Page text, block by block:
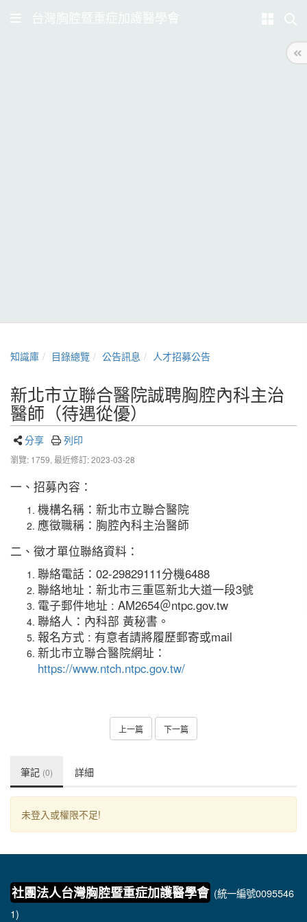
台灣胸腔暨重症加護醫學會
知識庫 目錄總覽 公告訊息 人才招募公告
新北市立聯合醫院誠聘胸腔內科主治
醫師（待遇從優）
分享 列印
瀏覽: 1759, 最近修訂: 2023-03-28
一、招募內容：
機構名稱：新北市立聯合醫院
應徵職稱：胸腔內科主治醫師
二、徵才單位聯絡資料：
聯絡電話：02-29829111分機6488
聯絡地址：新北市三重區新北大道一段3號
電子郵件地址 : AM2654＠ntpc.gov.tw
聯絡人：內科部 黃秘書。
報名方式 : 有意者請將履歷郵寄或mail
新北市立聯合醫院網址：
https://www.ntch.ntpc.gov.tw/
上一篇 下一篇
筆記 (0) 詳細
未登入或權限不足!
社團法人台灣胸腔暨重症加護醫學會 (統一編號0095546
1)